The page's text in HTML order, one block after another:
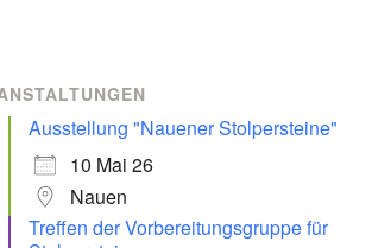
Ausstellung "Nauener Stolpersteine"
10 Mai 26
Nauen
Treffen der Vorbereitungsgruppe für